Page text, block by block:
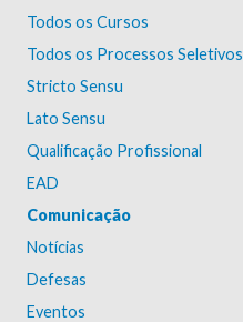
Todos os Cursos
Todos os Processos Seletivos
Stricto Sensu
Lato Sensu
Qualificação Profissional
EAD
Comunicação
Notícias
Defesas
Eventos